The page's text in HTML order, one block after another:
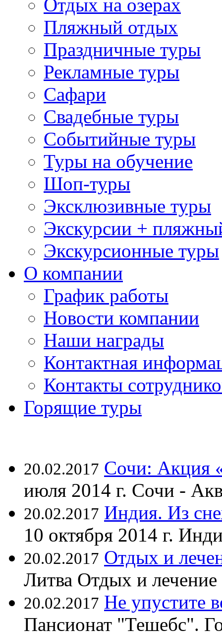
Отдых на озерах
Пляжный отдых
Праздничные туры
Рекламные туры
Сафари
Свадебные туры
Событийные туры
Туры на обучение
Шоп-туры
Эксклюзивные туры
Экскурсии +
Экскурсионные туры
О компании
График работы
Новости компании
Наши награды
Контактная
Контакты
Горящие туры
20.02.2017 Сочи: Акция
июля 2014 г. Сочи -
20.02.2017 Индия. Из
10 октября 2014 г.
20.02.2017 Отдых и
Литва Отдых и лечение
20.02.2017 Не упустите
Пансионат "Тешебс".